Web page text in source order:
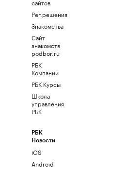
сайтов
Рег.решения
Знакомства
Сайт
знакомств
podbor.ru
РБК
Компании
РБК Курсы
Школа
управления
РБК
РБК
Новости
iOS
Android